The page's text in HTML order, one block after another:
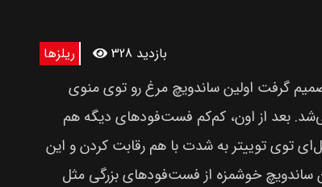
ریلزها 328 بازدید
چیک‌فیل‌ای، اس. تروئت کتی، تصمیم گرفت اولین ساندویچ مرغ رو توی منوی
بعد از اون، کم‌کم فست‌فودهای دیگه هم
از سال ۲۰۱۹ شروع شد، وقتی که پاپایز و چیک‌فیل‌ای توی توییتر به شدت با هم رقابت کردن و این
ساندویچ خوشمزه از فست‌فودهای بزرگی مثل